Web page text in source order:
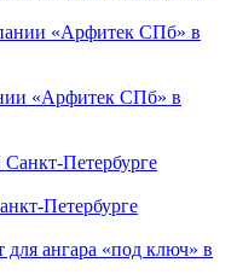
«Арфитек СПб» в
Петербурге